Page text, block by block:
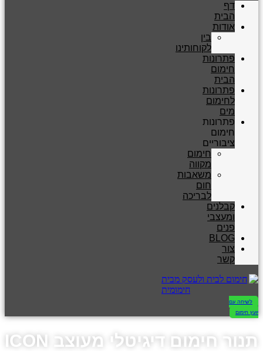
דף
הבית
אודות
בין
לקוחותינו
פתרונות
חימום
הבית
פתרונות
לחימום
מים
פתרונות
חימום
ציבוריים
חימום
מקווה
משאבות
חום
לבריכה
קבלנים
ומעצבי
פנים
BLOG
צור
קשר
לשיחה עם
יועץ חימום
תנור חימום דיגיטלי מעוצב ICON